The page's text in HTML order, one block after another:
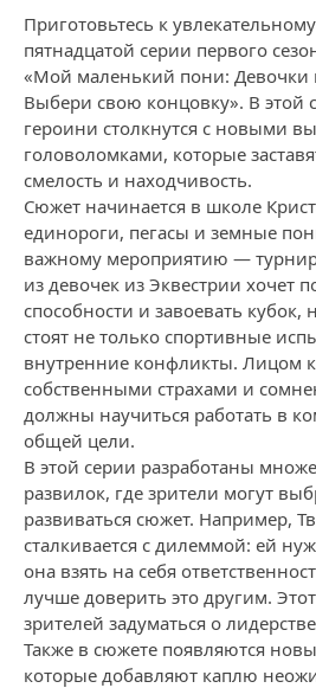
Приготовьтесь к
пятнадцатой серии первого
«Мой маленький пони: Девочки
Выбери свою концовку». В
героини столкнутся с новыми
головоломками, которые
смелость и находчивость.
Сюжет начинается в школе
единороги, пегасы и земные
важному мероприятию —
из девочек из Эквестрии хочет
способности и завоевать кубок,
стоят не только спортивные
внутренние конфликты. Лицом
собственными страхами и
должны научиться работать в
общей цели.
В этой серии разработаны
развилок, где зрители могут
развиваться сюжет. Например,
сталкивается с дилеммой: ей
она взять на себя
лучше доверить это другим.
зрителей задуматься о
Также в сюжете появляются
которые добавляют каплю